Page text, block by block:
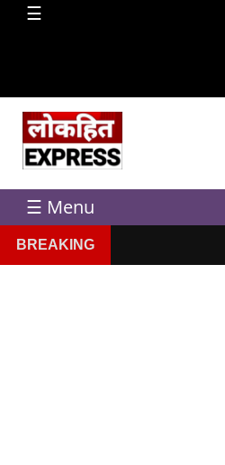
☰
☰ Menu
BREAKING